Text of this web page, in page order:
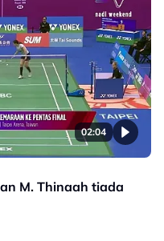
02:04
M. Thinaah tiada